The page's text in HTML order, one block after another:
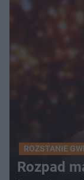
ROZSTANIE
Rozpad